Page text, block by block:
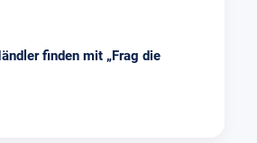
finden mit „Frag die